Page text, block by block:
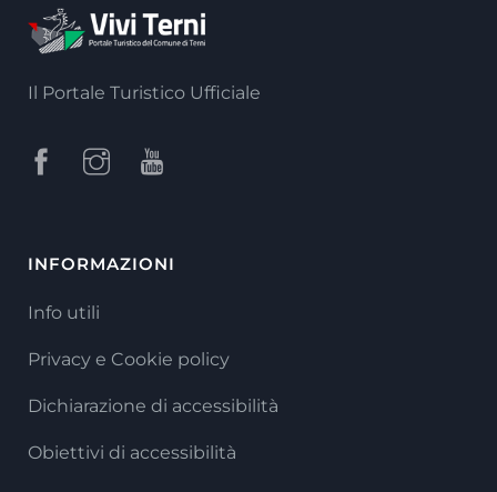
Il Portale Turistico Ufficiale
INFORMAZIONI
Info utili
Privacy e Cookie policy
Dichiarazione di accessibilità
Obiettivi di accessibilità